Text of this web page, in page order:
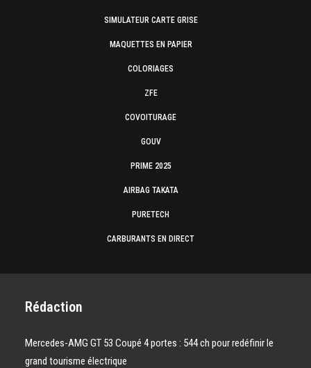
SIMULATEUR CARTE GRISE
MAQUETTES EN PAPIER
COLORIAGES
ZFE
COVOITURAGE
GOUV
PRIME 2025
AIRBAG TAKATA
PURETECH
CARBURANTS EN DIRECT
Rédaction
Mercedes-AMG GT 53 Coupé 4 portes : 544 ch pour redéfinir le
grand tourisme électrique